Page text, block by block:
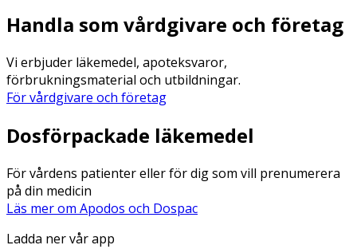
Handla som vårdgivare och företag
Vi erbjuder läkemedel, apoteksvaror,
förbrukningsmaterial och utbildningar.
För vårdgivare och företag
Dosförpackade läkemedel
För vårdens patienter eller för dig som vill prenumerera
på din medicin
Läs mer om Apodos och Dospac
Ladda ner vår app